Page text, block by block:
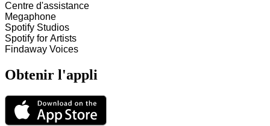
Centre d'assistance
Megaphone
Spotify Studios
Spotify for Artists
Findaway Voices
Obtenir l'appli